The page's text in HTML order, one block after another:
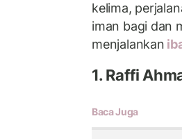
kelima,
iman bagi dan
menjalankan
1. Raffi
Baca Juga